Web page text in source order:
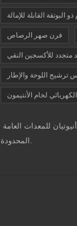
البوتقة القابلة للإمالة
فرن صهر الرصاص
متجدد للأكسجين النقي
ترشيح اللوحة والإطار
لخام الأنتيمون
للمعدات العامة